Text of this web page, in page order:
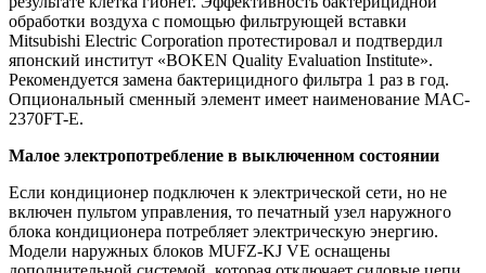
обработки воздуха с помощью фильтрующей вставки
Mitsubishi Electric Corporation протестировал и подтвердил
японский институт «BOKEN Quality Evaluation Institute».
Рекомендуется замена бактерицидного фильтра 1 раз в год.
Опциональный сменный элемент имеет наименование MAC-
2370FT-E.
Малое электропотребление в выключенном состоянии
Если кондиционер подключен к электрической сети, но не
включен пультом управления, то печатный узел наружного
блока кондиционера потребляет электрическую энергию.
Модели наружных блоков MUFZ-KJ VE оснащены